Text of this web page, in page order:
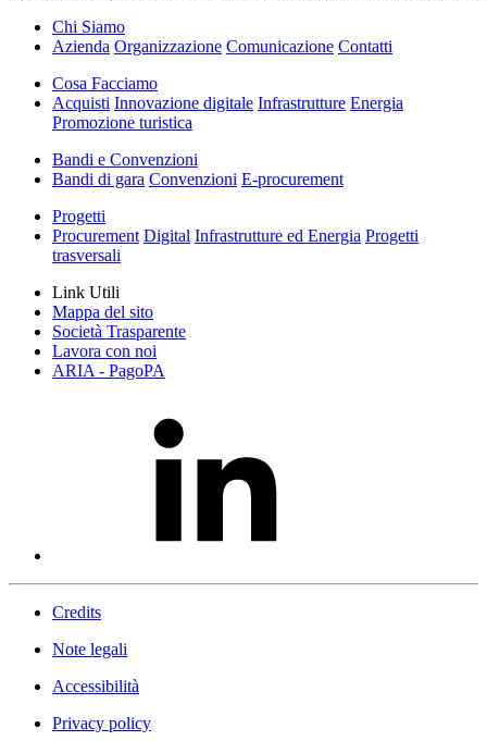
Chi Siamo
Azienda Organizzazione Comunicazione Contatti
Cosa Facciamo
Acquisti Innovazione digitale Infrastrutture Energia
Promozione turistica
Bandi e Convenzioni
Bandi di gara Convenzioni E-procurement
Progetti
Procurement Digital Infrastrutture ed Energia Progetti
trasversali
Link Utili
Mappa del sito
Società Trasparente
Lavora con noi
ARIA - PagoPA
Credits
Note legali
Accessibilità
Privacy policy